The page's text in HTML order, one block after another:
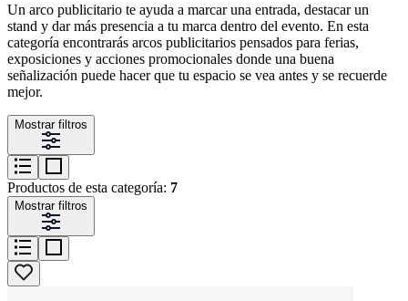
Un arco publicitario te ayuda a marcar una entrada, destacar un
stand y dar más presencia a tu marca dentro del evento. En esta
categoría encontrarás arcos publicitarios pensados para ferias,
exposiciones y acciones promocionales donde una buena
señalización puede hacer que tu espacio se vea antes y se recuerde
mejor.
Mostrar filtros
Productos de esta categoría: 7
Mostrar filtros